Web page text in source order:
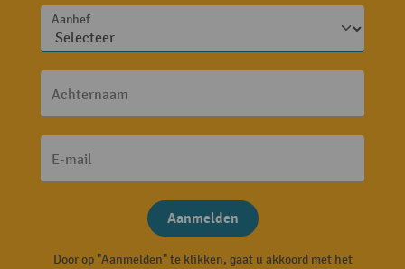
Aanhef
Achternaam
E-mail
Aanmelden
Door op "Aanmelden" te klikken, gaat u akkoord met het